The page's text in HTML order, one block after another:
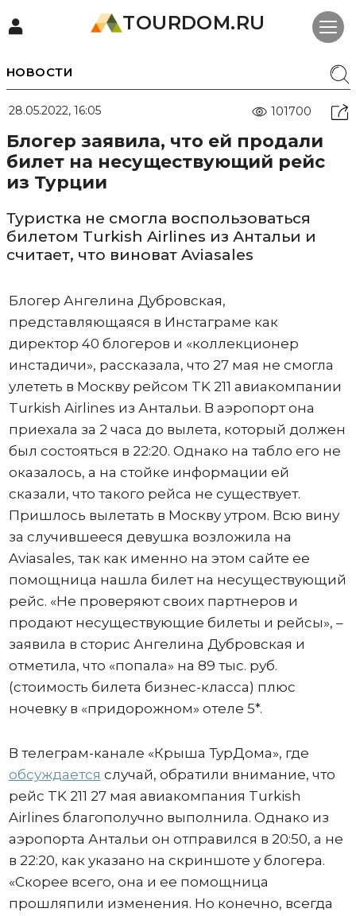
TOURDOM.RU
НОВОСТИ
28.05.2022, 16:05 101700
Блогер заявила, что ей продали
билет на несуществующий рейс
из Турции
Туристка не смогла воспользоваться
билетом Turkish Airlines из Антальи и
считает, что виноват Aviasales
Блогер Ангелина Дубровская,
представляющаяся в Инстаграме как
директор 40 блогеров и «коллекционер
инстадичи», рассказала, что 27 мая не смогла
улететь в Москву рейсом TK 211 авиакомпании
Turkish Airlines из Антальи. В аэропорт она
приехала за 2 часа до вылета, который должен
был состояться в 22:20. Однако на табло его не
оказалось, а на стойке информации ей
сказали, что такого рейса не существует.
Пришлось вылетать в Москву утром. Всю вину
за случившееся девушка возложила на
Aviasales, так как именно на этом сайте ее
помощница нашла билет на несуществующий
рейс. «Не проверяют своих партнеров и
продают несуществующие билеты и рейсы», –
заявила в сторис Ангелина Дубровская и
отметила, что «попала» на 89 тыс. руб.
(стоимость билета бизнес-класса) плюс
ночевку в «придорожном» отеле 5*.
В телеграм-канале «Крыша ТурДома», где
обсуждается случай, обратили внимание, что
рейс TK 211 27 мая авиакомпания Turkish
Airlines благополучно выполнила. Однако из
аэропорта Антальи он отправился в 20:50, а не
в 22:20, как указано на скриншоте у блогера.
«Скорее всего, она и ее помощница
прошляпили изменения. Но конечно, всегда